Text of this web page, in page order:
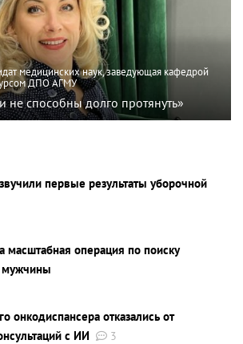
медицинских наук, заведующая кафедрой
ДПО АГМУ
не способны долго протянуть»
первые результаты уборочной
масштабная операция по поиску
мужчины
онкодиспансера отказались от
с ИИ
3